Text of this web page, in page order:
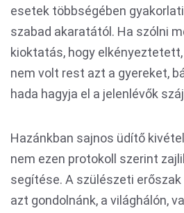
esetek többségében
szabad akaratától. Ha szólni
kioktatás, hogy
nem volt rest azt a gyereket,
hada hagyja el a jelenlévők
Hazánkban sajnos üdítő
nem ezen protokoll szerint
segítése. A szülészeti
azt gondolnánk, a világhálón,